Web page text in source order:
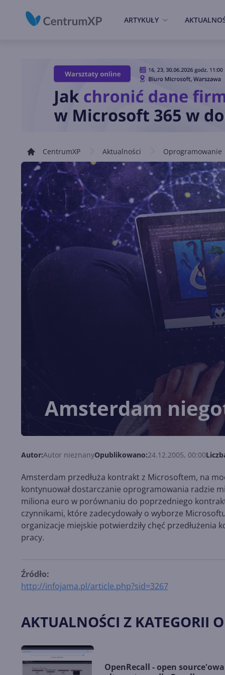
ARTYKUŁY
CentrumXP Aktualności Oprogramowanie
Amsterdam
Autor:Autor nieznanyOpublikowano:24.12.2005, 00:00
Amsterdam przedłuża kontrakt z Microsoftem, na
kontynuował dostarczanie oprogramowania radzie
miliona euro w porównaniu do poprzedniego
czynnikami, które zadecydowały o wyborze
organizacje miejskie potwierdziły chęć
pracy.
Źródło:
http://infojama.pl/article.php?sid=3267
AKTUALNOŚCI Z KATEGORII
OpenRecall - open source'owa